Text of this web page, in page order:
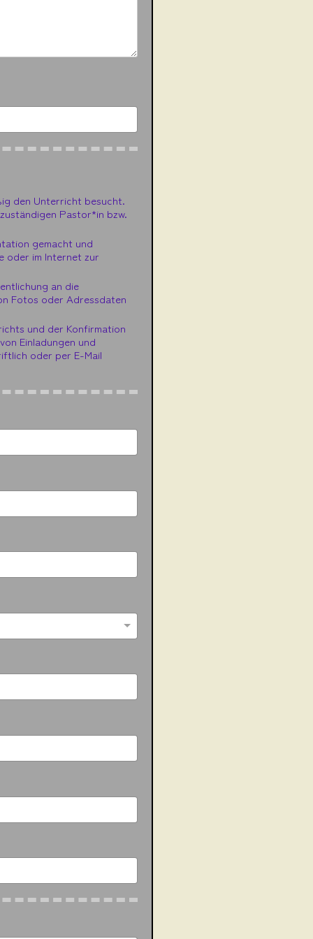
den Unterricht besucht.
Pastor*in bzw.
gemacht und
oder im Internet zur
an die
Fotos oder Adressdaten
und der Konfirmation
Einladungen und
oder per E-Mail